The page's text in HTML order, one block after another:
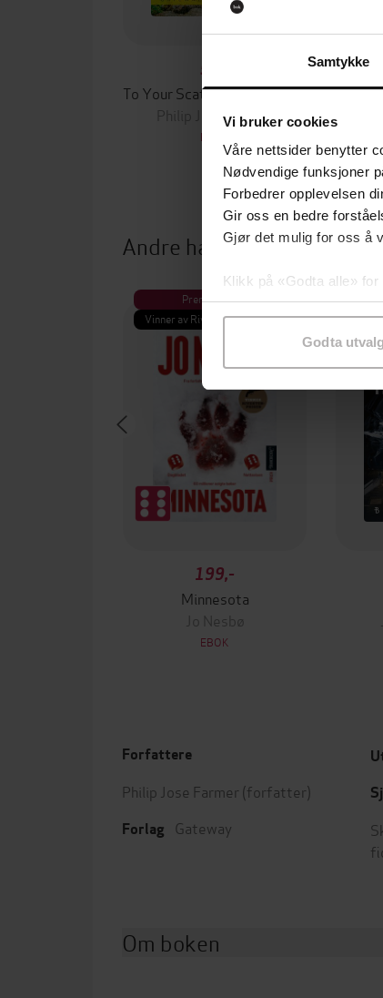
Samtykke
Vi bruker cookies
Våre nettsider benytter
Nødvendige funksjoner
Forbedrer opplevelsen
Gir oss en bedre
Gjør det mulig for oss å
Klikk på «Godta alle»
samtykke til spesifikke
Godta
59,-
To Your Scattered Bodies Go
Philip Jose Farmer
EBOK
Andre har også kjøpt
Premium
Vinner av Rivertonprisen
199,-
Minnesota
Jo Nesbø
EBOK
Forfattere
Philip Jose Farmer (forfatter)
Forlag Gateway
Om boken